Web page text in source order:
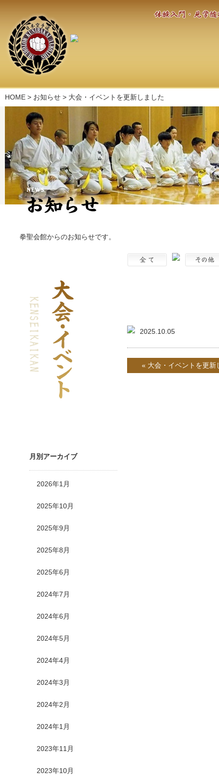
HOME > お知らせ > 大会・イベントを更新しました
拳聖会館からのお知らせです。
月別アーカイブ
2026年1月
2025年10月
2025年9月
2025年8月
2025年6月
2024年7月
2024年6月
2024年5月
2024年4月
2024年3月
2024年2月
2024年1月
2023年11月
2023年10月
2025.10.05
« 大会・イベントを更新